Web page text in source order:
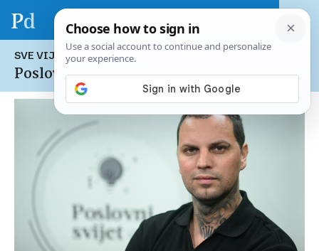
SVE VIJESTI NA TEMU:
Poslovni svijet